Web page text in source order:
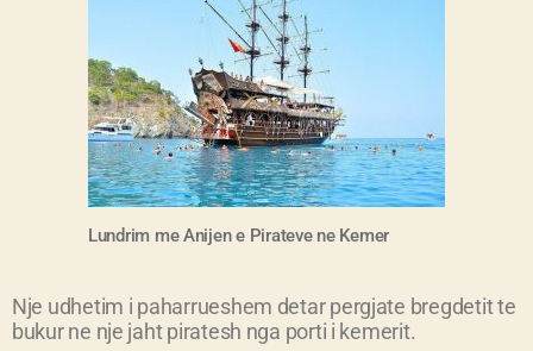
Lundrim me Anijen e Pirateve ne Kemer
Nje udhetim i paharrueshem detar pergjate bregdetit te
bukur ne nje jaht piratesh nga porti i kemerit.